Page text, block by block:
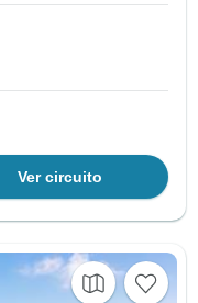
Ver circuito